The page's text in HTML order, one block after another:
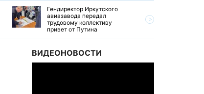
Гендиректор Иркутского
авиазавода передал
трудовому коллективу
привет от Путина
ВИДЕОНОВОСТИ